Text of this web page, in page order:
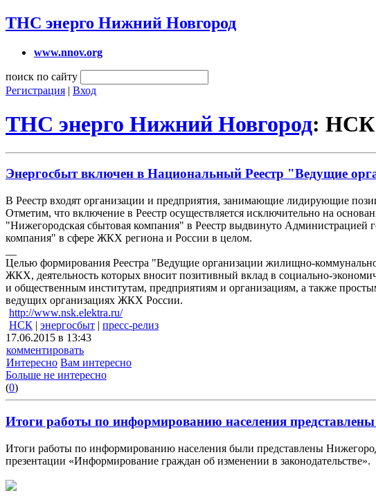
ТНС энерго Нижний Новгород
www.nnov.org
поиск по сайту
Регистрация | Вход
ТНС энерго Нижний Новгород: НСК
Энергосбыт включен в Национальный Реестр "Ведущие
В Реестр входят организации и предприятия, занимающие лидирующие
Отметим, что включение в Реестр осуществляется исключительно на
"Нижегородская сбытовая компания" в Реестр выдвинуто
компания" в сфере ЖКХ региона и России в целом.
Целью формирования Реестра "Ведущие организации жилищно-
ЖКХ, деятельность которых вносит позитивный вклад в социально-
и общественным институтам, предприятиям и организациям, а также
ведущих организациях ЖКХ России.
http://www.nsk.elektra.ru/
НСК | энергосбыт | пресс-релиз
17.06.2015 в 13:43
комментировать
Интересно Вам интересно
Больше не интересно
(0)
Итоги работы по информированию населения
Итоги работы по информированию населения были представлены
презентации «Информирование граждан об изменении в законодательстве».